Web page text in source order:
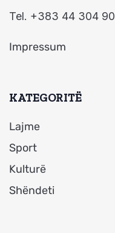
Tel. +383 44 304
Impressum
KATEGORITË
Lajme
Sport
Kulturë
Shëndeti